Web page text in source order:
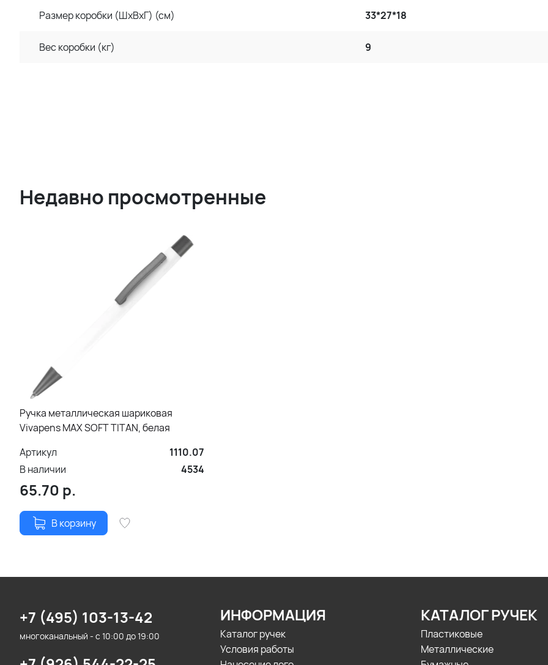
Размер коробки (ШхВхГ) (см) 33*27*18
Вес коробки (кг) 9
Недавно просмотренные
Ручка металлическая шариковая
Vivapens MAX SOFT TITAN, белая
Артикул
1110.07
В наличии
4534
65.70 р.
В корзину
+7 (495) 103-13-42
многоканальный - с 10:00 до 19:00
ИНФОРМАЦИЯ
Каталог ручек
Условия работы
КАТАЛОГ РУЧЕК
Пластиковые
Металлические